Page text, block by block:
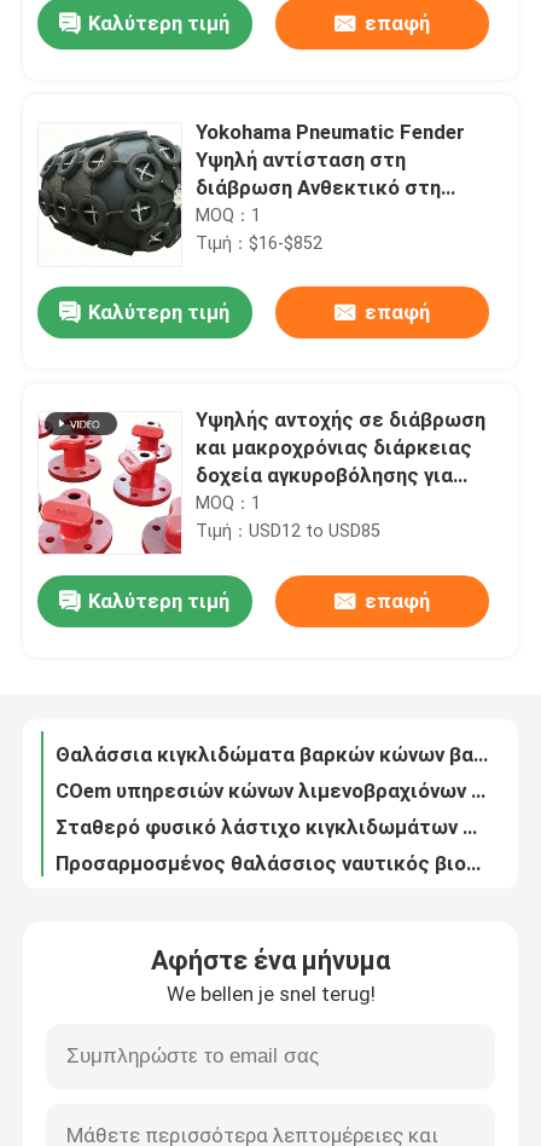
Σπίτι
Προϊόντα
Βίντεο
Επισκέψεις στο εργοστάσιο
Έλεγχος ποιότητας
Λαστιχένιο κιγκλίδωμα αποβαθρών
Λαστιχένιο κιγκλίδωμα Yokohama
Πνευματικό λαστιχένιο κιγκλίδωμα
Καλύτερη τιμή επαφή
Yokohama Pneumatic Fender
Υψηλή αντίσταση στη
διάβρωση Ανθεκτικό στη
διάβρωση Μεγάλη διάρκεια
ζωής
MOQ：1
Τιμή：$16-$852
Καλύτερη τιμή επαφή
Υψηλής αντοχής σε διάβρωση
και μακροχρόνιας διάρκειας
δοχεία αγκυροβόλησης για
θαλάσσιες εφαρμογές
MOQ：1
Τιμή：USD12 to USD85
Καλύτερη τιμή επαφή
Σταθερό φυσικό λάστιχο κιγκλιδωμάτων 1600H κώνων λαστιχένιο για την προστασία βαρκών αποβαθρών
Προσαρμοσμένος θαλάσσιος ναυτικός βιομηχανικός κιγκλιδωμάτων κώνων για τη βάρκα αποβαθρών
PIANC2002 κωνικό μαύρο χρώμα κιγκλιδωμάτων κώνων λαστιχένιο που προσαρμόζεται για τον απομονωτή αποβαθρών βαρκών
Αφήστε ένα μήνυμα
We bellen je snel terug!